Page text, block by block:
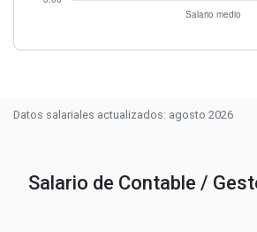
Datos salariales actualizados: agosto 2026
Salario de Contable /